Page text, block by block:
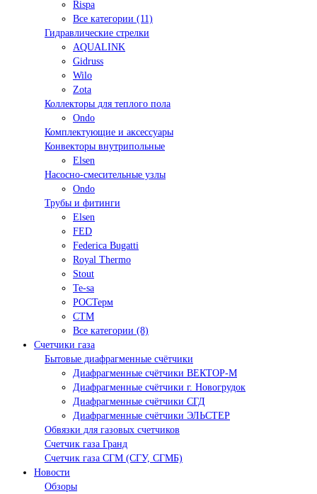
Rispa
Все категории (11)
Гидравлические стрелки
AQUALINK
Gidruss
Wilo
Zota
Коллекторы для теплого пола
Ondo
Комплектующие и аксессуары
Конвекторы внутрипольные
Elsen
Насосно-смесительные узлы
Ondo
Трубы и фитинги
Elsen
FED
Federica Bugatti
Royal Thermo
Stout
Te-sa
РОСТерм
СТМ
Все категории (8)
Счетчики газа
Бытовые диафрагменные счётчики
Диафрагменные счётчики ВЕКТОР-М
Диафрагменные счётчики г. Новогрудок
Диафрагменные счётчики СГД
Диафрагменные счётчики ЭЛЬСТЕР
Обвязки для газовых счетчиков
Счетчик газа Гранд
Счетчик газа СГМ (СГУ, СГМБ)
Новости
Обзоры